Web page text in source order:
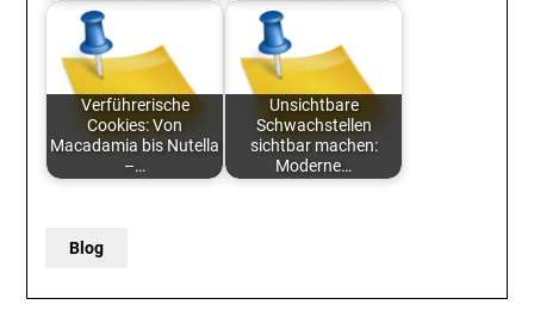
Verführerische
Cookies: Von
Macadamia bis Nutella
–…
Unsichtbare
Schwachstellen
sichtbar machen:
Moderne…
Blog